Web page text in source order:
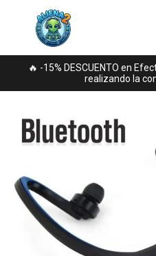
🔥 -15% DESCUENTO en
realizando la